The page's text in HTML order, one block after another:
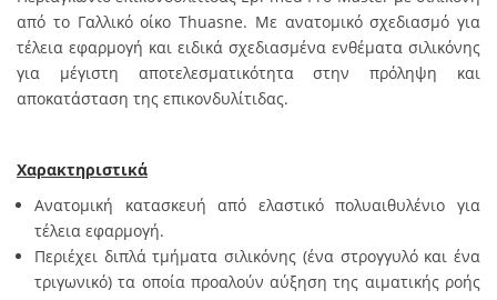
από το Γαλλικό οίκο Thuasne. Με ανατομικό σχεδιασμό για
τέλεια εφαρμογή και ειδικά σχεδιασμένα ενθέματα σιλικόνης
για μέγιστη αποτελεσματικότητα στην πρόληψη και
αποκατάσταση της επικονδυλίτιδας.
Χαρακτηριστικά
Ανατομική κατασκευή από ελαστικό πολυαιθυλένιο για
τέλεια εφαρμογή.
Περιέχει διπλά τμήματα σιλικόνης (ένα στρογγυλό και ένα
τριγωνικό) τα οποία προαλούν αύξηση της αιματικής ροής